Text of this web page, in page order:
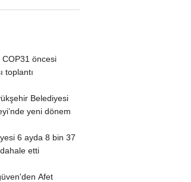
COP31 öncesi
toplantı
Belediyesi
yeni dönem
6 ayda 8 bin 37
etti
Afet